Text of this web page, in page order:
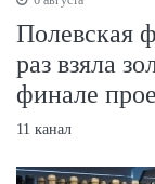
Полевская
раз взяла
финале
11 канал